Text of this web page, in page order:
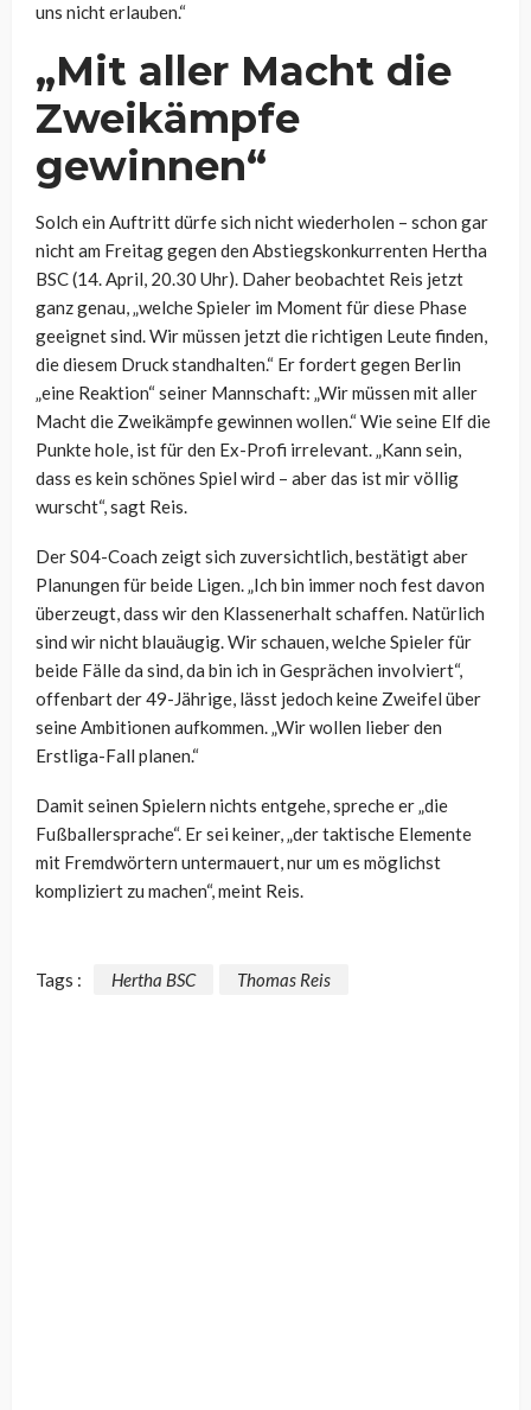
uns nicht erlauben.“
„Mit aller Macht die
Zweikämpfe
gewinnen“
Solch ein Auftritt dürfe sich nicht wiederholen – schon gar
nicht am Freitag gegen den Abstiegskonkurrenten Hertha
BSC (14. April, 20.30 Uhr). Daher beobachtet Reis jetzt
ganz genau, „welche Spieler im Moment für diese Phase
geeignet sind. Wir müssen jetzt die richtigen Leute finden,
die diesem Druck standhalten.“ Er fordert gegen Berlin
„eine Reaktion“ seiner Mannschaft: „Wir müssen mit aller
Macht die Zweikämpfe gewinnen wollen.“ Wie seine Elf die
Punkte hole, ist für den Ex-Profi irrelevant. „Kann sein,
dass es kein schönes Spiel wird – aber das ist mir völlig
wurscht“, sagt Reis.
Der S04-Coach zeigt sich zuversichtlich, bestätigt aber
Planungen für beide Ligen. „Ich bin immer noch fest davon
überzeugt, dass wir den Klassenerhalt schaffen. Natürlich
sind wir nicht blauäugig. Wir schauen, welche Spieler für
beide Fälle da sind, da bin ich in Gesprächen involviert“,
offenbart der 49-Jährige, lässt jedoch keine Zweifel über
seine Ambitionen aufkommen. „Wir wollen lieber den
Erstliga-Fall planen.“
Damit seinen Spielern nichts entgehe, spreche er „die
Fußballersprache“. Er sei keiner, „der taktische Elemente
mit Fremdwörtern untermauert, nur um es möglichst
kompliziert zu machen“, meint Reis.
Tags : Hertha BSC Thomas Reis